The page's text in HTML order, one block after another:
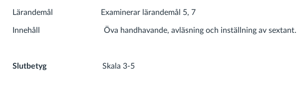
Lärandemål Examinerar lärandemål 5, 7
Innehåll Öva handhavande, avläsning och inställning av sextant.
SlutbetygSkala 3-5